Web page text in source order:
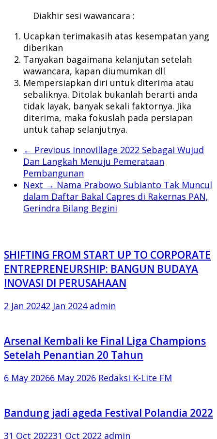
Diakhir sesi wawancara :
Ucapkan terimakasih atas kesempatan yang
diberikan
Tanyakan bagaimana kelanjutan setelah
wawancara, kapan diumumkan dll
Mempersiapkan diri untuk diterima atau
sebaliknya. Ditolak bukanlah berarti anda
tidak layak, banyak sekali faktornya. Jika
diterima, maka fokuslah pada persiapan
untuk tahap selanjutnya.
← Previous Innovillage 2022 Sebagai Wujud
Dan Langkah Menuju Pemerataan
Pembangunan
Next → Nama Prabowo Subianto Tak Muncul
dalam Daftar Bakal Capres di Rakernas PAN,
Gerindra Bilang Begini
SHIFTING FROM START UP TO CORPORATE
ENTREPRENEURSHIP: BANGUN BUDAYA
INOVASI DI PERUSAHAAN
2 Jan 20242 Jan 2024 admin
Arsenal Kembali ke Final Liga Champions
Setelah Penantian 20 Tahun
6 May 20266 May 2026 Redaksi K-Lite FM
Bandung jadi ageda Festival Polandia 2022
31 Oct 202231 Oct 2022 admin